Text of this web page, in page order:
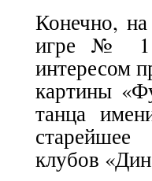
Конечно,
игре № 1
интересом
картины
танца
старейшее
клубов